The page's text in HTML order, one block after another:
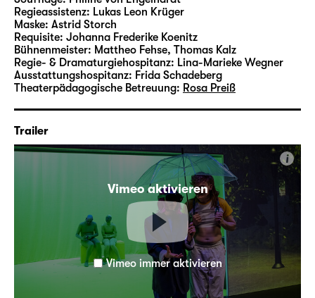
Stadt München ausgezeichnet. Im Jahr 2021
verband sich Akal längerfristig mit den
Münchner Kammerspielen und brachte dort
die Produktion „Göttersimulation“ als Autor
und Regisseur zur Uraufführung. Für das
Theater Münster schrieb und inszenierte er
das Projekt „Nachkommen — Ein lautes
Schweigen“ über das Leben an der Grenze
von Digitalität und Analogizität.
Regieassistenz: Lukas Leon Krüger
Maske: Astrid Storch
Requisite: Johanna Frederike Koenitz
Bühnenmeister: Mattheo Fehse, Thomas Kalz
Regie- & Dramaturgiehospitanz: Lina-Marieke Wegner
Ausstattungshospitanz: Frida Schadeberg
Theaterpädagogische Betreuung: Rosa Preiß
Trailer
Vimeo aktivieren
i
Vimeo immer aktivieren